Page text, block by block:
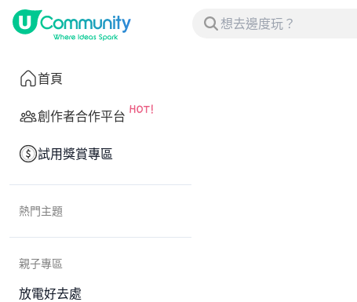
首頁
創作者合作平台
試用獎賞專區
熱門主題
親子專區
放電好去處